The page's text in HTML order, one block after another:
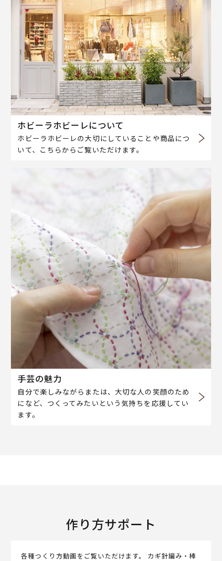
ホビーラホビーレについて
ホビーラホビーレの大切にしていることや商品につ
いて、こちらからご覧いただけます。
手芸の魅力
自分で楽しみながらまたは、大切な人の笑顔のため
になど、つくってみたいという気持ちを応援してい
ます。
作り方サポート
各種つくり方動画をご覧いただけます。 カギ針編み・棒